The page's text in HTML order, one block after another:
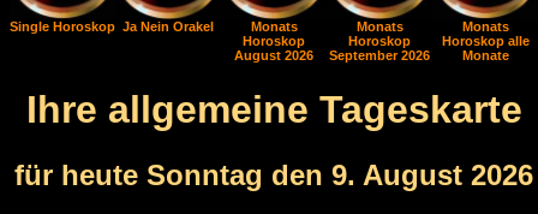
Single Horoskop Ja Nein Orakel
Monats
Horoskop
August 2026
Monats
Horoskop
September 2026
Monats
Horoskop alle
Monate
Ihre allgemeine Tageskarte
für heute Sonntag den 9. August 2026